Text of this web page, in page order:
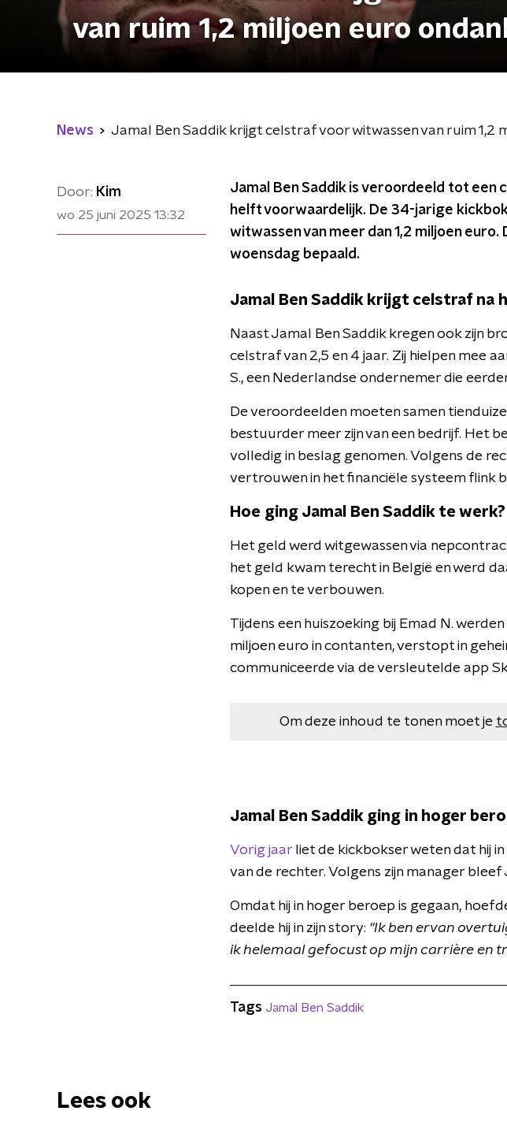
van ruim 1,2 miljoen euro
News Jamal Ben Saddik krijgt celstraf voor witwassen van ruim 1,2
Door: Kim
wo 25 juni 2025 13:32
Jamal Ben Saddik is veroordeeld tot een
helft voorwaardelijk. De 34-jarige
witwassen van meer dan 1,2 miljoen
woensdag bepaald.
Jamal Ben Saddik krijgt celstraf na
Naast Jamal Ben Saddik kregen ook zijn
celstraf van 2,5 en 4 jaar. Zij hielpen mee
S., een Nederlandse ondernemer die
De veroordeelden moeten samen
bestuurder meer zijn van een bedrijf. Het
volledig in beslag genomen. Volgens de
vertrouwen in het financiële systeem flink
Hoe ging Jamal Ben Saddik te werk?
Het geld werd witgewassen via
het geld kwam terecht in België en werd
kopen en te verbouwen.
Tijdens een huiszoeking bij Emad N.
miljoen euro in contanten, verstopt in
communiceerde via de versleutelde app
Om deze inhoud te tonen moet je
Jamal Ben Saddik ging in hoger
Vorig jaar liet de kickbokser weten dat hij
van de rechter. Volgens zijn manager
Omdat hij in hoger beroep is gegaan,
deelde hij in zijn story: "Ik ben ervan
ik helemaal gefocust op mijn carrière en
Tags Jamal Ben Saddik
Lees ook